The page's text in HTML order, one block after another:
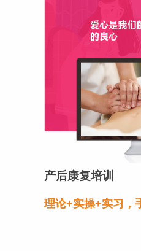
产后康复培训
理论+实操+实习，